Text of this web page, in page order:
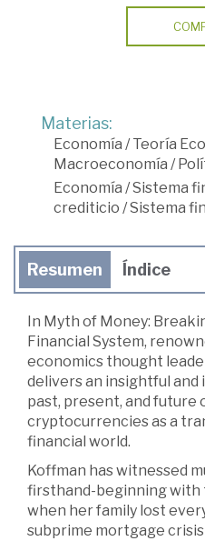
Materias:
Economía /Teoría
Macroeconomía /
Economía /Sistema
crediticio /Sistema
Resumen Índice
In Myth of Money:
Financial System,
economics thought
delivers an insightful
past, present, and future
cryptocurrencies as a
financial world.
Koffman has witnessed
firsthand-beginning with
when her family lost
subprime mortgage